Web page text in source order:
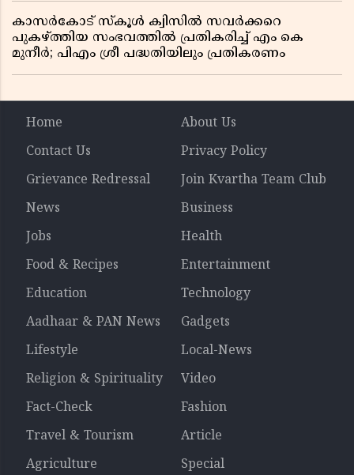
കാസർകോട് സ്കൂൾ ക്വിസിൽ സവർക്കറെ
പുകഴ്ത്തിയ സംഭവത്തിൽ പ്രതികരിച്ച് എം കെ
മുനീർ; പിഎം ശ്രീ പദ്ധതിയിലും പ്രതികരണം
Home
About Us
Contact Us
Privacy Policy
Grievance Redressal
Join Kvartha Team Club
News
Business
Jobs
Health
Food & Recipes
Entertainment
Education
Technology
Aadhaar & PAN News
Gadgets
Lifestyle
Local-News
Religion & Spirituality
Video
Fact-Check
Fashion
Travel & Tourism
Article
Agriculture
Special